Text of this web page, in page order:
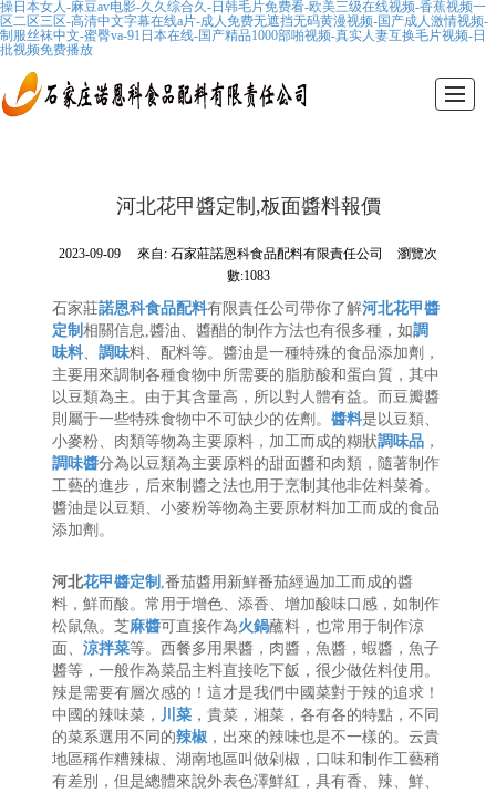
操日本女人-麻豆av电影-久久综合久-日韩毛片免费看-欧美三级在线视频-香蕉视频一
区二区三区-高清中文字幕在线a片-成人免费无遮挡无码黄漫视频-国产成人激情视频-
制服丝袜中文-蜜臀va-91日本在线-国产精品1000部啪视频-真实人妻互换毛片视频-日
批视频免费播放
河北花甲醬定制,板面醬料報價
2023-09-09 來自:石家莊諾恩科食品配料有限責任公司
瀏覽次
數:1083
石家莊諾恩科食品配料有限責任公司帶你了解河北花甲醬
定制相關信息,醬油、醬醋的制作方法也有很多種，如調
味料、調味料、配料等。醬油是一種特殊的食品添加劑，
主要用來調制各種食物中所需要的脂肪酸和蛋白質，其中
以豆類為主。由于其含量高，所以對人體有益。而豆瓣醬
則屬于一些特殊食物中不可缺少的佐劑。醬料是以豆類、
小麥粉、肉類等物為主要原料，加工而成的糊狀調味品 ，
調味醬分為以豆類為主要原料的甜面醬和肉類，隨著制作
工藝的進步，后來制醬之法也用于烹制其他非佐料菜肴。
醬油是以豆類、小麥粉等物為主要原材料加工而成的食品
添加劑。
河北花甲醬定制 ,番茄醬用新鮮番茄經過加工而成的醬
料，鮮而酸。常用于增色、添香、增加酸味口感，如制作
松鼠魚。芝麻醬可直接作為火鍋蘸料，也常用于制作涼
面、涼拌菜等。西餐多用果醬，肉醬，魚醬，蝦醬，魚子
醬等，一般作為菜品主料直接吃下飯，很少做佐料使用。
辣是需要有層次感的！這才是我們中國菜對于辣的追求！
中國的辣味菜， 川菜 ，貴菜，湘菜，各有各的特點，不同
的菜系選用不同的辣椒 ，出來的辣味也是不一樣的。云貴
地區稱作糟辣椒、湖南地區叫做剁椒，口味和制作工藝稍
有差別，但是總體來說外表色澤鮮紅，具有香、辣、鮮、